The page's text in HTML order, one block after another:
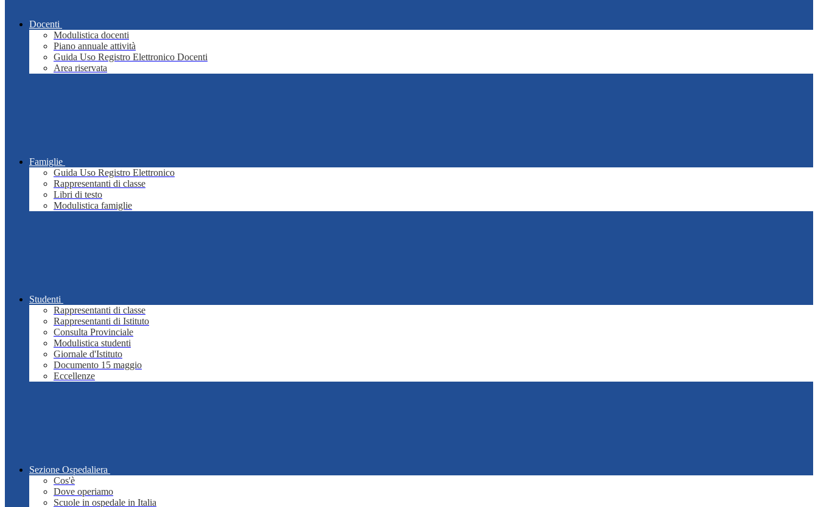
Docenti
Modulistica docenti
Piano annuale attività
Guida Uso Registro Elettronico Docenti
Area riservata
Famiglie
Guida Uso Registro Elettronico
Rappresentanti di classe
Libri di testo
Modulistica famiglie
Studenti
Rappresentanti di classe
Rappresentanti di Istituto
Consulta Provinciale
Modulistica studenti
Giornale d'Istituto
Documento 15 maggio
Eccellenze
Sezione Ospedaliera
Cos'è
Dove operiamo
Scuole in ospedale in Italia